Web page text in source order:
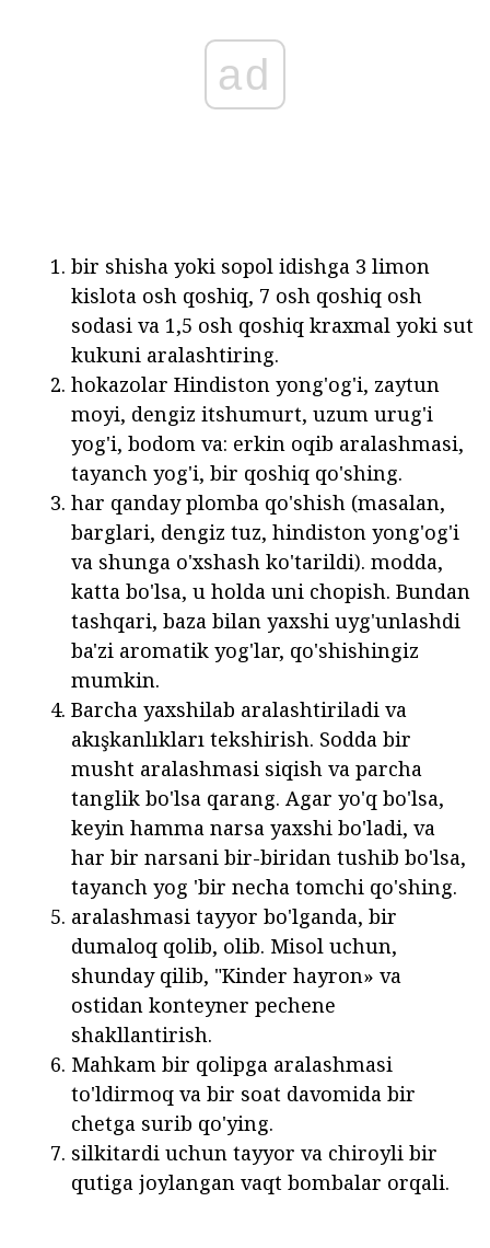
ad
bir shisha yoki sopol idishga 3 limon
kislota osh qoshiq, 7 osh qoshiq osh
sodasi va 1,5 osh qoshiq kraxmal yoki sut
kukuni aralashtiring.
hokazolar Hindiston yong'og'i, zaytun
moyi, dengiz itshumurt, uzum urug'i
yog'i, bodom va: erkin oqib aralashmasi,
tayanch yog'i, bir qoshiq qo'shing.
har qanday plomba qo'shish (masalan,
barglari, dengiz tuz, hindiston yong'og'i
va shunga o'xshash ko'tarildi). modda,
katta bo'lsa, u holda uni chopish. Bundan
tashqari, baza bilan yaxshi uyg'unlashdi
ba'zi aromatik yog'lar, qo'shishingiz
mumkin.
Barcha yaxshilab aralashtiriladi va
akışkanlıkları tekshirish. Sodda bir
musht aralashmasi siqish va parcha
tanglik bo'lsa qarang. Agar yo'q bo'lsa,
keyin hamma narsa yaxshi bo'ladi, va
har bir narsani bir-biridan tushib bo'lsa,
tayanch yog 'bir necha tomchi qo'shing.
aralashmasi tayyor bo'lganda, bir
dumaloq qolib, olib. Misol uchun,
shunday qilib, "Kinder hayron» va
ostidan konteyner pechene
shakllantirish.
Mahkam bir qolipga aralashmasi
to'ldirmoq va bir soat davomida bir
chetga surib qo'ying.
silkitardi uchun tayyor va chiroyli bir
qutiga joylangan vaqt bombalar orqali.